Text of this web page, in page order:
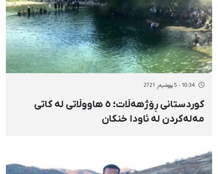
10:34 - 5 پووشپەڕ 2721
کوردستانی ڕۆژهەڵات؛ ٥ هاووڵاتی لە کاتی
مەلەکردن لە ئاودا خنکان